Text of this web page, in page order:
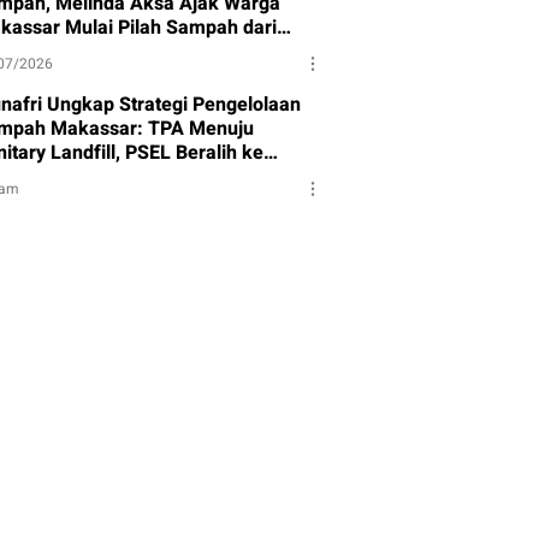
Mulai Pilah Sampah dari
2026
Ungkap Strategi Pengelolaan
Makassar: TPA Menuju
Landfill, PSEL Beralih ke
109